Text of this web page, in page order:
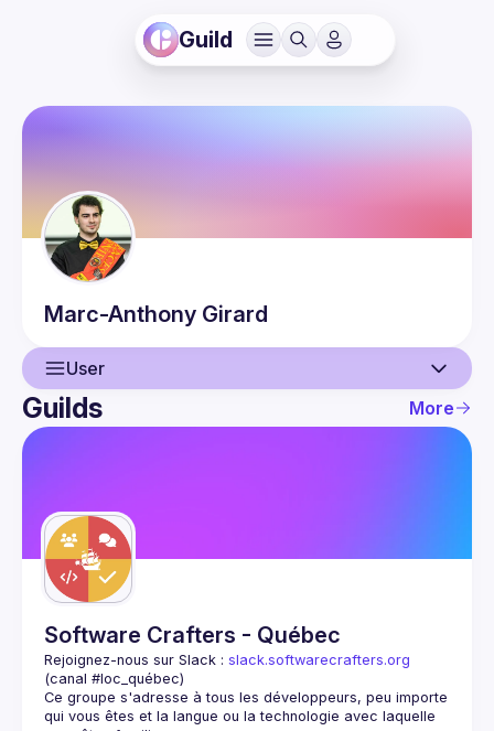
Guild
Marc-Anthony Girard
User
User
Guilds
Guilds More
Software Crafters - Québec
Rejoignez-nous sur Slack : slack.softwarecrafters.org
(canal #loc_québec)
Ce groupe s'adresse à tous les développeurs, peu importe
qui vous êtes et la langue ou la technologie avec laquelle